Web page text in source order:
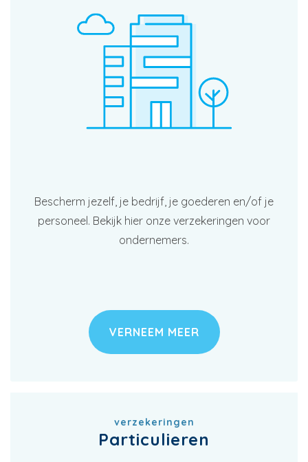
Bescherm jezelf, je bedrijf, je goederen en/of je
personeel. Bekijk hier onze verzekeringen voor
ondernemers.
VERNEEM MEER
verzekeringen
Particulieren